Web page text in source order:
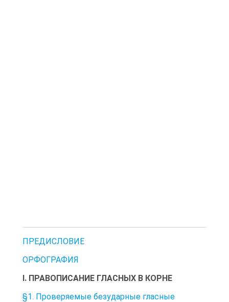
ПРЕДИСЛОВИЕ
ОРФОГРАФИЯ
I. ПРАВОПИСАНИЕ ГЛАСНЫХ В КОРНЕ
§1. Проверяемые безударные гласные